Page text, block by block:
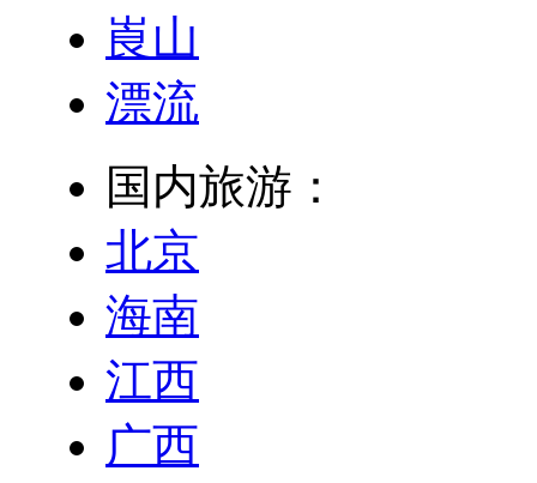
崀山
漂流
国内旅游：
北京
海南
江西
广西